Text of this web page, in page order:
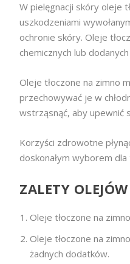
W pielęgnacji skóry oleje
uszkodzeniami
ochronie skóry. Oleje
chemicznych lub
Oleje tłoczone na zimno
przechowywać je w
wstrząsnąć, aby upewnić
Korzyści zdrowotne
doskonałym wyborem
ZALETY
Oleje tłoczone na
Oleje tłoczone na
żadnych dodatków.